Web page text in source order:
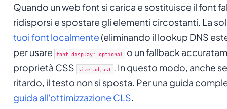
Quando un web font si carica e sostituisce il font
ridisporsi e spostare gli elementi circostanti. La
tuoi font localmente(eliminando il lookup DNS
per usare
font-display: optional o un fallback
proprietà CSS
size-adjust . In questo modo, anche
ritardo, il testo non si sposta. Per una guida
guida all'ottimizzazione CLS.